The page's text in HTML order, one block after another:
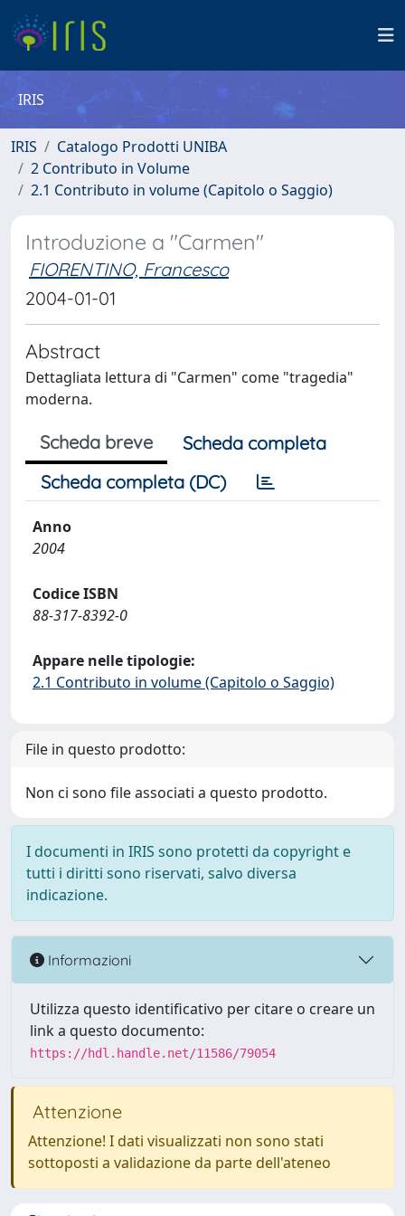
IRIS
IRIS
Catalogo Prodotti UNIBA
2 Contributo in Volume
2.1 Contributo in volume (Capitolo o Saggio)
Introduzione a "Carmen"
FIORENTINO, Francesco
2004-01-01
Abstract
Dettagliata lettura di "Carmen" come "tragedia"
moderna.
Scheda breve
Scheda completa
Scheda completa (DC)
Anno
2004
Codice ISBN
88-317-8392-0
Appare nelle tipologie:
2.1 Contributo in volume (Capitolo o Saggio)
File in questo prodotto:
Non ci sono file associati a questo prodotto.
I documenti in IRIS sono protetti da copyright e
tutti i diritti sono riservati, salvo diversa
indicazione.
Informazioni
Utilizza questo identificativo per citare o creare un
link a questo documento:
https://hdl.handle.net/11586/79054
Attenzione
Attenzione! I dati visualizzati non sono stati
sottoposti a validazione da parte dell'ateneo